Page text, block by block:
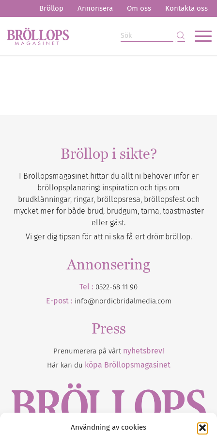
Användning av cookies
Bröllop Annonsera Om oss Kontakta oss
Bröllop i sikte?
I Bröllopsmagasinet hittar du allt ni behöver inför er
bröllopsplanering: inspiration och tips om
brudklänningar, ringar, bröllopsresa, bröllopsfest och
mycket mer för både brud, brudgum, tärna, toastmaster
eller gäst.
Vi ger dig tipsen för att ni ska få ert drömbröllop.
Annonsering
Tel : 0522-68 11 90
E-post : info@nordicbridalmedia.com
Press
Prenumerera på vårt nyhetsbrev!
Här kan du köpa Bröllopsmagasinet